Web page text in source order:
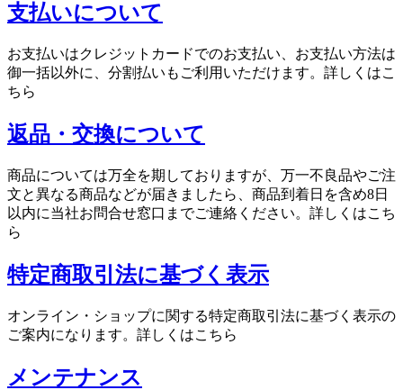
支払いについて
お支払いはクレジットカードでのお支払い、お支払い方法は
御一括以外に、分割払いもご利用いただけます。詳しくはこ
ちら
返品・交換について
商品については万全を期しておりますが、万一不良品やご注
文と異なる商品などが届きましたら、商品到着日を含め8日
以内に当社お問合せ窓口までご連絡ください。詳しくはこち
ら
特定商取引法に基づく表示
オンライン・ショップに関する特定商取引法に基づく表示の
ご案内になります。詳しくはこちら
メンテナンス